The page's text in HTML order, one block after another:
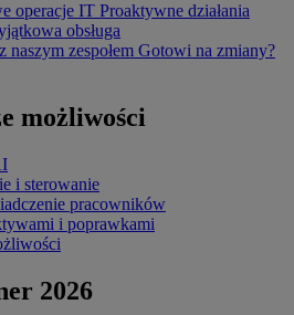
operacje IT Proaktywne działania
obsługa
naszym zespołem Gotowi na zmiany?
możliwości
i sterowanie
pracowników
i poprawkami
2026